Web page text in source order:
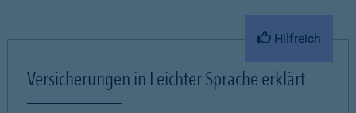
Hilfreich
Versicherungen in Leichter Sprache erklärt